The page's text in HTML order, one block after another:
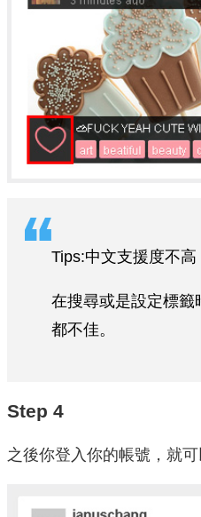
Tips:中文支援度不高
在搜尋或是設定標
都不佳。
Step 4
之後你登入你的帳號，就